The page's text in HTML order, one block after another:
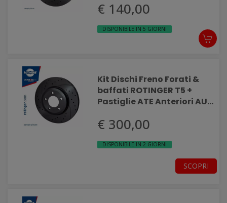
€ 140,00
DISPONIBILE IN 5 GIORNI
Kit Dischi Freno Forati &
baffati ROTINGER T5 +
Pastiglie ATE Anteriori AUDI
€ 300,00
DISPONIBILE IN 2 GIORNI
SCOPRI